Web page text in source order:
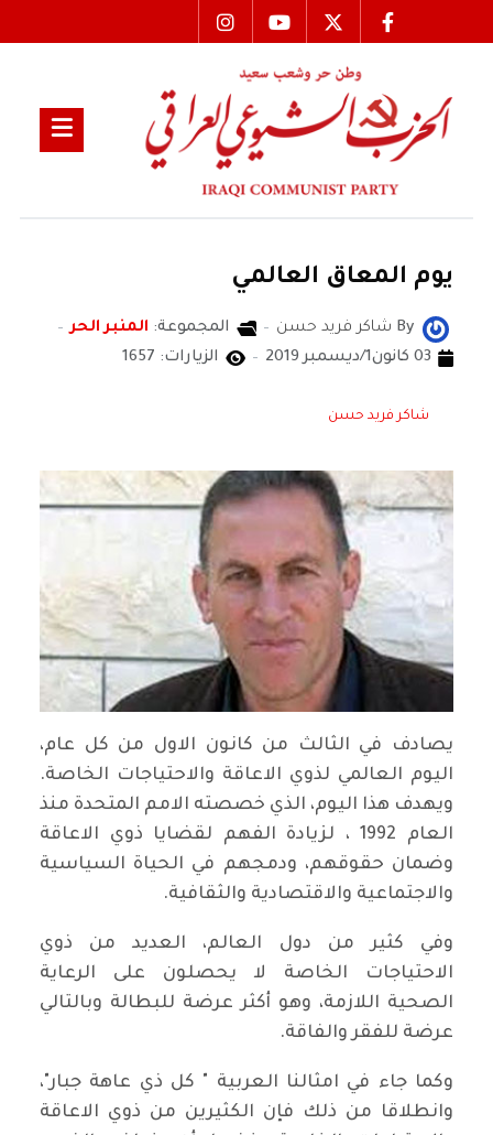
يوم المعاق العالمي
By شاكر فريد حسن المجموعة: المنبر الحر
03 كانون1/ديسمبر 2019
الزيارات: 1657
شاكر فريد حسن
يصادف في الثالث من كانون الاول من كل عام،
اليوم العالمي لذوي الاعاقة والاحتياجات الخاصة.
ويهدف هذا اليوم، الذي خصصته الامم المتحدة منذ
العام 1992 ، لزيادة الفهم لقضايا ذوي الاعاقة
وضمان حقوقهم، ودمجهم في الحياة السياسية
والاجتماعية والاقتصادية والثقافية.
وفي كثير من دول العالم، العديد من ذوي
الاحتياجات الخاصة لا يحصلون على الرعاية
الصحية اللازمة، وهو أكثر عرضة للبطالة وبالتالي
عرضة للفقر والفاقة.
وكما جاء في امثالنا العربية " كل ذي عاهة جبار"،
وانطلاقا من ذلك فإن الكثيرين من ذوي الاعاقة